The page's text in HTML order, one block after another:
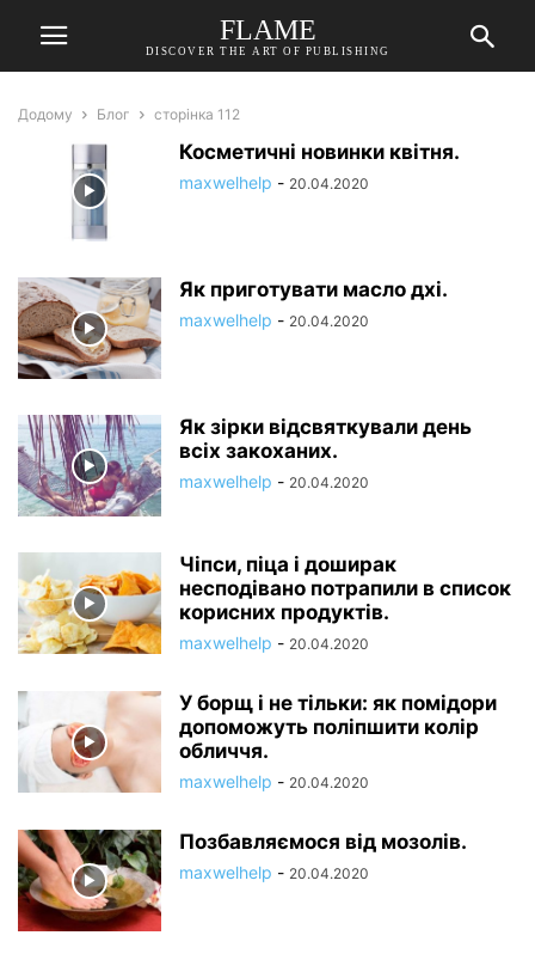
FLAME
DISCOVER THE ART OF PUBLISHING
Додому Блог сторінка 112
Косметичні новинки квітня.
maxwelhelp - 20.04.2020
Як приготувати масло дхі.
maxwelhelp - 20.04.2020
Як зірки відсвяткували день
всіх закоханих.
maxwelhelp - 20.04.2020
Чіпси, піца і доширак
несподівано потрапили в список
корисних продуктів.
maxwelhelp - 20.04.2020
У борщ і не тільки: як помідори
допоможуть поліпшити колір
обличчя.
maxwelhelp - 20.04.2020
Позбавляємося від мозолів.
maxwelhelp - 20.04.2020